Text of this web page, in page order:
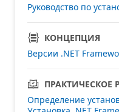
Руководство по
КОНЦЕПЦИЯ
Версии .NET
ПРАКТИЧЕСКОЕ
Определение